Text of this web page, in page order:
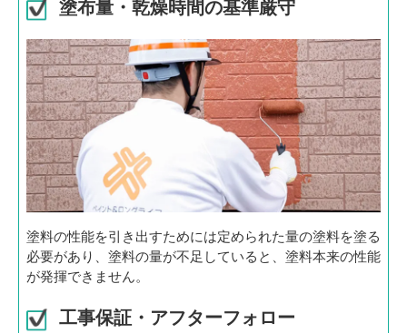
塗布量・乾燥時間の基準厳守
塗料の性能を引き出すためには定められた量の塗料を塗る
必要があり、塗料の量が不足していると、塗料本来の性能
が発揮できません。
工事保証・アフターフォロー